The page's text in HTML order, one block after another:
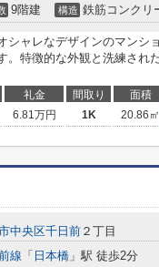
9階建 構造 鉄筋コンクリ
シャレなデザインのマンシ
。特徴的な外観と洗練され
礼金 間取り 面積
6.81万円 1K 20.86㎡
中央区千日前 ２丁目
線 「 日本橋 」駅 徒歩2分